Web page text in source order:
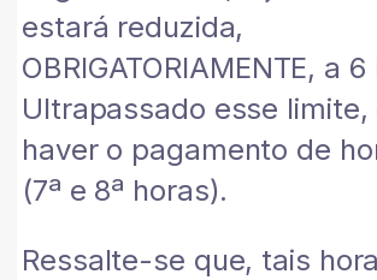
estará reduzida,
OBRIGATORIAMENTE, a 6
Ultrapassado esse limite,
haver o pagamento de
(7ª e 8ª horas).
Ressalte-se que, tais